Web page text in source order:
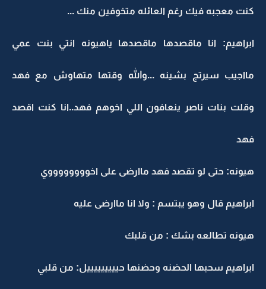
كنت معجبه فيك رغم العائله متخوفين منك ...
ابراهيم: انا ماقصدها ماقصدها ياهيونه انتي بنت عمي
مااجيب سيرتج بشينه ...والله وقتها متهاوش مع فهد
وقلت بنات ناصر ينعافون اللي اخوهم فهد..انا كنت اقصد
فهد
هيونه: حتى لو تقصد فهد ماارضى على اخووووووووي
ابراهيم قال وهو يبتسم : ولا انا ماارضى عليه
هيونه تطالعه بشك : من قلبك
ابراهيم سحبها الحضنه وحضنها حيييييييييل: من قلبي